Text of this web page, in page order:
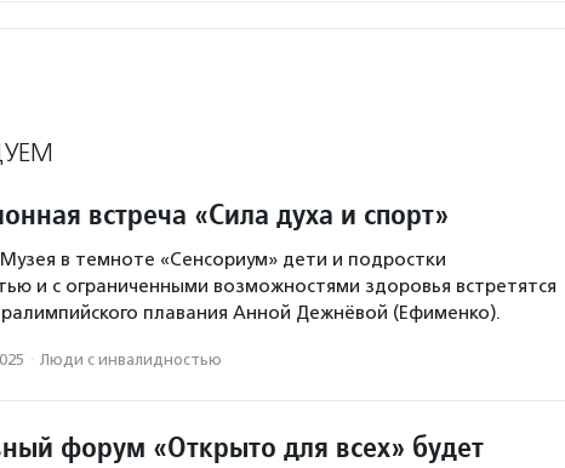
встреча «Сила духа и спорт»
в темноте «Сенсориум» дети и подростки
и с ограниченными возможностями здоровья встретятся
плавания Анной Дежнёвой (Ефименко).
· Люди с инвалидностью
форум «Открыто для всех» будет